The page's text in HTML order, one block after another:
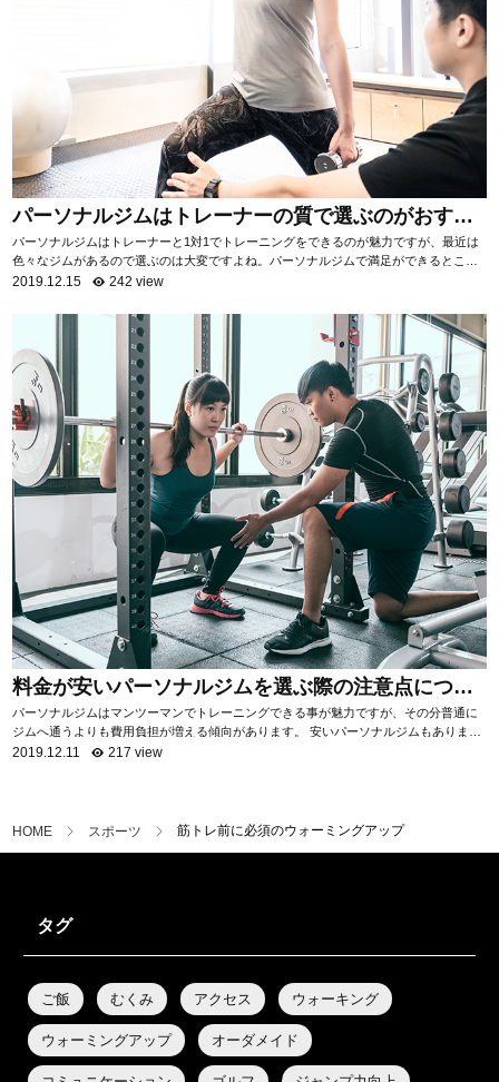
パーソナルジムはトレーナーの質で選ぶのがおすす
め！
パーソナルジムはトレーナーと1対1でトレーニングをできるのが魅力ですが、最近は
色々なジムがあるので選ぶのは大変ですよね。パーソナルジムで満足ができるところ
を選ぶためには「トレーナーの質を知る」ことがお...
2019.12.15 242 view
料金が安いパーソナルジムを選ぶ際の注意点につい
て
パーソナルジムはマンツーマンでトレーニングできる事が魅力ですが、その分普通に
ジムへ通うよりも費用負担が増える傾向があります。 安いパーソナルジムもあります
が、サービス内容はジムによって様々。 ...
2019.12.11 217 view
HOME スポーツ 筋トレ前に必須のウォーミングアップ
タグ
ご飯 むくみ アクセス ウォーキング
ウォーミングアップ オーダメイド